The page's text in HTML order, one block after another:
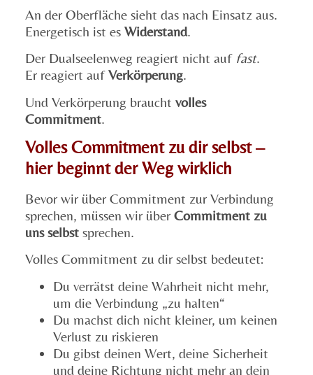
An der Oberfläche sieht das nach Einsatz aus.
Energetisch ist es Widerstand.
Der Dualseelenweg reagiert nicht auf fast.
Er reagiert aufVerkörperung.
Und Verkörperung braucht volles
Commitment.
Volles Commitment zu dir selbst –
hier beginnt der Weg wirklich
Bevor wir über Commitment zur Verbindung
sprechen, müssen wir über Commitment zu
uns selbstsprechen.
Volles Commitment zu dir selbst bedeutet:
Du verrätst deine Wahrheit nicht mehr,
um die Verbindung „zu halten“
Du machst dich nicht kleiner, um keinen
Verlust zu riskieren
Du gibst deinen Wert, deine Sicherheit
und deine Richtung nicht mehr an dein